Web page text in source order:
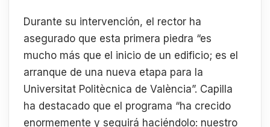
Durante su intervención, el rector ha
asegurado que esta primera piedra “es
mucho más que el inicio de un edificio; es el
arranque de una nueva etapa para la
Universitat Politècnica de València”. Capilla
ha destacado que el programa “ha crecido
enormemente y seguirá haciéndolo: nuestro